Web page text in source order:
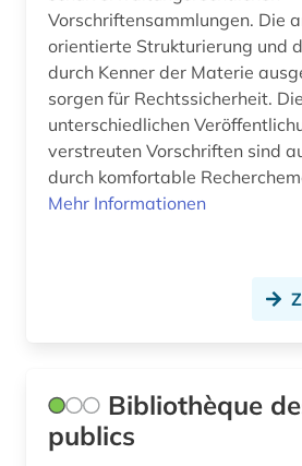
Vorschriftensammlungen. Die
orientierte Strukturierung und
durch Kenner der Materie
sorgen für Rechtssicherheit.
unterschiedlichen
verstreuten Vorschriften sind
durch komfortable
Mehr Informationen
Bibliothèque
publics